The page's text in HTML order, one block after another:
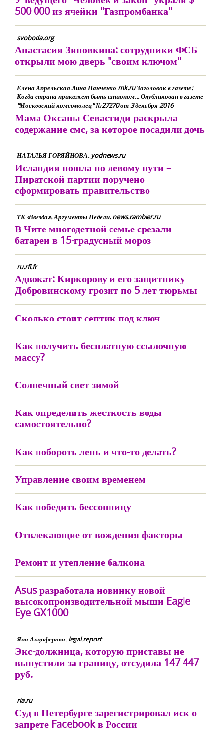
500 000 из ячейки "Газпромбанка"
svoboda.org
Анастасия Зиновкина: сотрудники ФСБ
открыли мою дверь "своим ключом"
Елена Апрельская Лина Панченко mk.ru Заголовок в газете:
Когда страна прикажет быть шпионом... Опубликован в газете
"Московский комсомолец" №27270 от 3 декабря 2016
Мама Оксаны Севастиди раскрыла
содержание смс, за которое посадили дочь
НАТАЛЬЯ ГОРЯЙНОВА. yodnews.ru
Исландия пошла по левому пути –
Пиратской партии поручено
сформировать правительство
ТК «Звезда». Аргументы Недели. news.rambler.ru
В Чите многодетной семье срезали
батареи в 15-градусный мороз
ru.rfi.fr
Адвокат: Киркорову и его защитнику
Добровинскому грозит по 5 лет тюрьмы
Сколько стоит септик под ключ
Как получить бесплатную ссылочную
массу?
Солнечный свет зимой
Как определить жесткость воды
самостоятельно?
Как побороть лень и что-то делать?
Управление своим временем
Как победить бессонницу
Отвлекающие от вождения факторы
Ремонт и утепление балкона
Asus разработала новинку новой
высокопроизводительной мыши Eagle
Eye GX1000
Яна Анциферова. legal.report
Экс-должница, которую приставы не
выпустили за границу, отсудила 147 447
руб.
ria.ru
Суд в Петербурге зарегистрировал иск о
запрете Facebook в России